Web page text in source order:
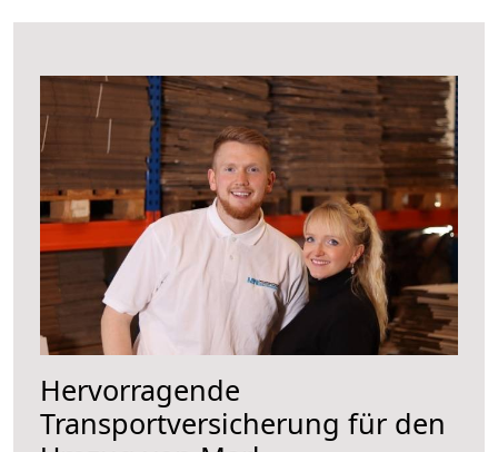
Hervorragende
Transportversicherung für den